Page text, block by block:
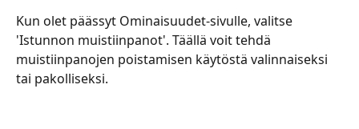
Kun olet päässyt Ominaisuudet-sivulle, valitse
'Istunnon muistiinpanot'. Täällä voit tehdä
muistiinpanojen poistamisen käytöstä valinnaiseksi
tai pakolliseksi.